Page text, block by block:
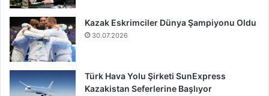
Kazak Eskrimciler Dünya Şampiyonu Oldu
30.07.2026
Türk Hava Yolu Şirketi SunExpress
Kazakistan Seferlerine Başlıyor